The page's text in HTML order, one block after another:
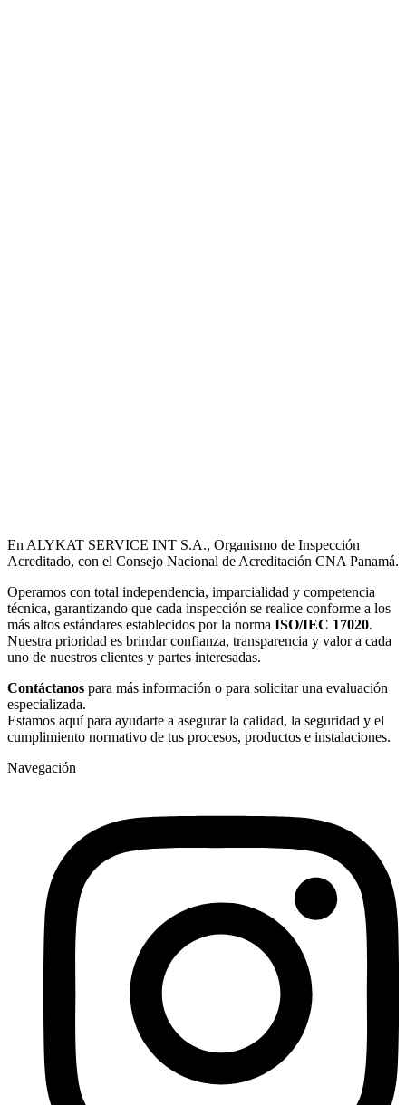
En ALYKAT SERVICE INT S.A., Organismo de Inspección
Acreditado, con el Consejo Nacional de Acreditación CNA Panamá.
Operamos con total independencia, imparcialidad y competencia
técnica, garantizando que cada inspección se realice conforme a los
más altos estándares establecidos por la norma ISO/IEC 17020.
Nuestra prioridad es brindar confianza, transparencia y valor a cada
uno de nuestros clientes y partes interesadas.
Contáctanos para más información o para solicitar una evaluación
especializada.
Estamos aquí para ayudarte a asegurar la calidad, la seguridad y el
cumplimiento normativo de tus procesos, productos e instalaciones.
Navegación